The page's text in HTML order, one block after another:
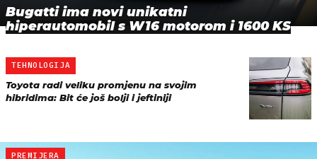
Bugatti ima novi unikatni
hiperautomobil s W16 motorom i 1600 KS
TEHNOLOGIJA
Toyota radi veliku promjenu na svojim
hibridima: Bit će još bolji i jeftiniji
PREMIJERA